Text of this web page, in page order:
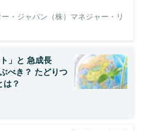
・ジャパン（株）マネジャー・リ
」と 急成長
べき？ たどりつ
は？